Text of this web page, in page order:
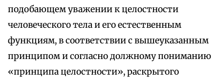
подобающем уважении к целостности
человеческого тела и его естественным
функциям, в соответствии с вышеуказанным
принципом и согласно должному пониманию
«принципа целостности», раскрытого